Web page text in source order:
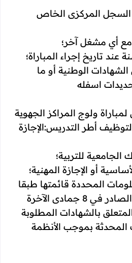
السجل المركزى الخاص
مع أي مشغل آخر؛
الوطنية أو ما
اسفله
ولوج المراكز الجهوية
لتوظيف أطر التدريس:الإجازة
الجامعية للتربية؛
أو الإجازة المهنية؛
المحددة قائمتها طبقا
للمرسوم رقم 2.12.90 الصادر في 8 جمادى الآخرة
أبريل (2012 المتعلق بالشهادات المطلوبة
بموجب الأنظمة